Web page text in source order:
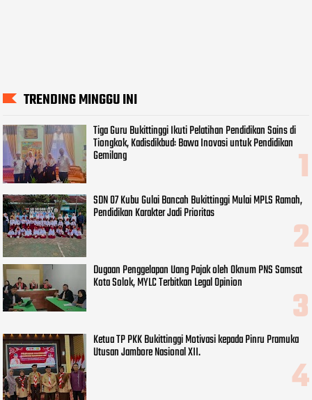
TRENDING MINGGU INI
Tiga Guru Bukittinggi Ikuti Pelatihan Pendidikan Sains di
Tiongkok, Kadisdikbud: Bawa Inovasi untuk Pendidikan
Gemilang
SDN 07 Kubu Gulai Bancah Bukittinggi Mulai MPLS Ramah,
Pendidikan Karakter Jadi Prioritas
Dugaan Penggelapan Uang Pajak oleh Oknum PNS Samsat
Kota Solok, MYLC Terbitkan Legal Opinion
Ketua TP PKK Bukittinggi Motivasi kepada Pinru Pramuka
Utusan Jambore Nasional XII.